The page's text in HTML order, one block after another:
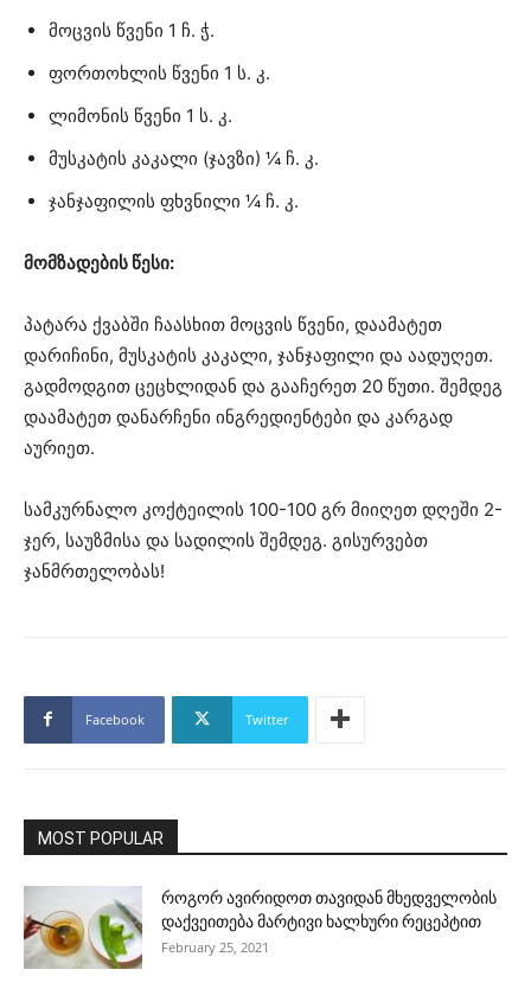
მოცვის წვენი 1 ჩ. ჭ.
ფორთოხლის წვენი 1 ს. კ.
ლიმონის წვენი 1 ს. კ.
მუსკატის კაკალი (ჯავზი) ¼ ჩ. კ.
ჯანჯაფილის ფხვნილი ¼ ჩ. კ.
მომზადების წესი:
პატარა ქვაბში ჩაასხით მოცვის წვენი, დაამატეთ
დარიჩინი, მუსკატის კაკალი, ჯანჯაფილი და აადუღეთ.
გადმოდგით ცეცხლიდან და გააჩერეთ 20 წუთი. შემდეგ
დაამატეთ დანარჩენი ინგრედიენტები და კარგად
აურიეთ.
სამკურნალო კოქტეილის 100-100 გრ მიიღეთ დღეში 2-
ჯერ, საუზმისა და სადილის შემდეგ. გისურვებთ
ჯანმრთელობას!
Facebook Twitter
MOST POPULAR
როგორ ავირიდოთ თავიდან მხედველობის
დაქვეითება მარტივი ხალხური რეცეპტით
February 25, 2021